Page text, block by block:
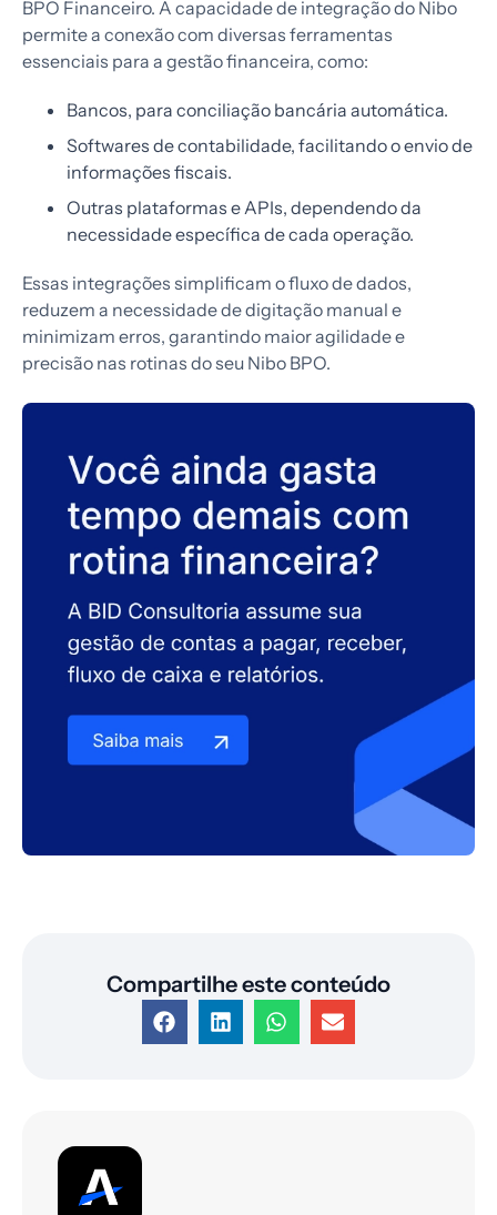
BPO Financeiro. A capacidade de integração do Nibo
permite a conexão com diversas ferramentas
essenciais para a gestão financeira, como:
Bancos, para conciliação bancária automática.
Softwares de contabilidade, facilitando o envio de
informações fiscais.
Outras plataformas e APIs, dependendo da
necessidade específica de cada operação.
Essas integrações simplificam o fluxo de dados,
reduzem a necessidade de digitação manual e
minimizam erros, garantindo maior agilidade e
precisão nas rotinas do seu Nibo BPO.
Compartilhe este conteúdo